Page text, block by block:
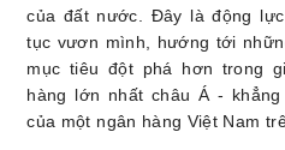
của đất nước. Đây là động
tục vươn mình, hướng tới
mục tiêu đột phá hơn trong
hàng lớn nhất châu Á -
của một ngân hàng Việt Nam